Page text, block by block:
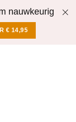
nauwkeurig
€ 14,95